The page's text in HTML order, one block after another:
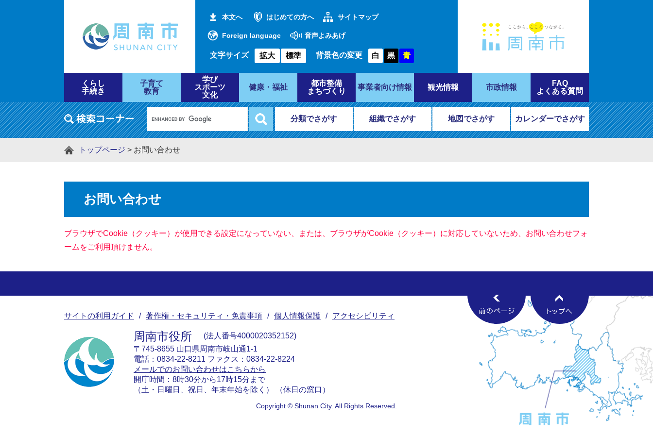
本文へ はじめての方へ サイトマップ
Foreign language 音声よみあげ
文字サイズ 拡大 標準 背景色の変更 白 黒 青
くらし
手続き
子育て
教育
学び
スポーツ
文化
健康・福祉
都市整備
まちづくり
事業者向け情報 観光情報 市政情報
FAQ
よくある質問
分類でさがす 組織でさがす 地図でさがす カレンダーでさがす
トップページ > お問い合わせ
お問い合わせ
ブラウザでCookie（クッキー）が使用できる設定になっていない、または、ブラウザがCookie（クッキー）に対応していないため、お問い合わせフォ
ームをご利用頂けません。
サイトの利用ガイド 著作権・セキュリティ・免責事項 個人情報保護 アクセシビリティ
周南市役所
法人番号4000020352152
〒745-8655 山口県周南市岐山通1-1
電話：0834-22-8211 ファクス：0834-22-8224
メールでのお問い合わせはこちらから
開庁時間：8時30分から17時15分まで
（土・日曜日、祝日、年末年始を除く） （休日の窓口 ）
Copyright © Shunan City. All Rights Reserved.